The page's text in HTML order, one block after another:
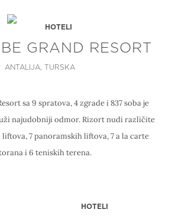
HOTELI
GRAND RESORT
ANTALIJA, TURSKA
sa 9 spratova, 4 zgrade i 837 soba je
najudobniji odmor. Rizort nudi različite
liftova, 7 panoramskih liftova, 7 a la carte
i 6 teniskih terena.
HOTELI